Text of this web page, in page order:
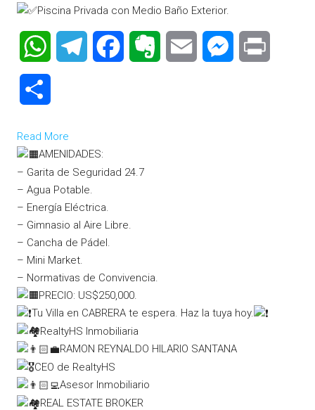
Piscina Privada con Medio Baño Exterior.
WhatsAppTelegram FacebookEvernote Email Messenger
Read More
AMENIDADES:
– Garita de Seguridad 24.7
– Agua Potable.
– Energía Eléctrica.
– Gimnasio al Aire Libre.
– Cancha de Pádel.
– Mini Market.
– Normativas de Convivencia.
PRECIO: US$250,000.
Tu Villa en CABRERA te espera. Haz la tuya hoy.
RealtyHS Inmobiliaria
RAMON REYNALDO HILARIO SANTANA
CEO de RealtyHS
Asesor Inmobiliario
REAL ESTATE BROKER